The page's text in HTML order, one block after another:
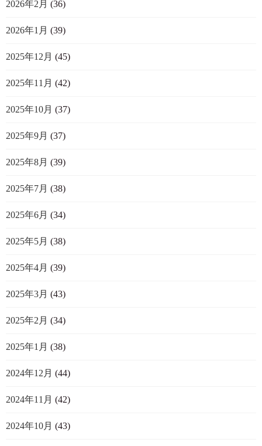
2026年2月 (36)
2026年1月 (39)
2025年12月 (45)
2025年11月 (42)
2025年10月 (37)
2025年9月 (37)
2025年8月 (39)
2025年7月 (38)
2025年6月 (34)
2025年5月 (38)
2025年4月 (39)
2025年3月 (43)
2025年2月 (34)
2025年1月 (38)
2024年12月 (44)
2024年11月 (42)
2024年10月 (43)